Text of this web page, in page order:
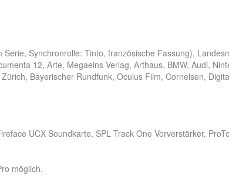
Synchronrolle: Tinto, französische Fassung),
12, Arte, Megaeins Verlag, Arthaus, BMW, Audi,
Bayerischer Rundfunk, Oculus Film, Cornelsen,
UCX Soundkarte, SPL Track One Vorverstärker,
möglich.